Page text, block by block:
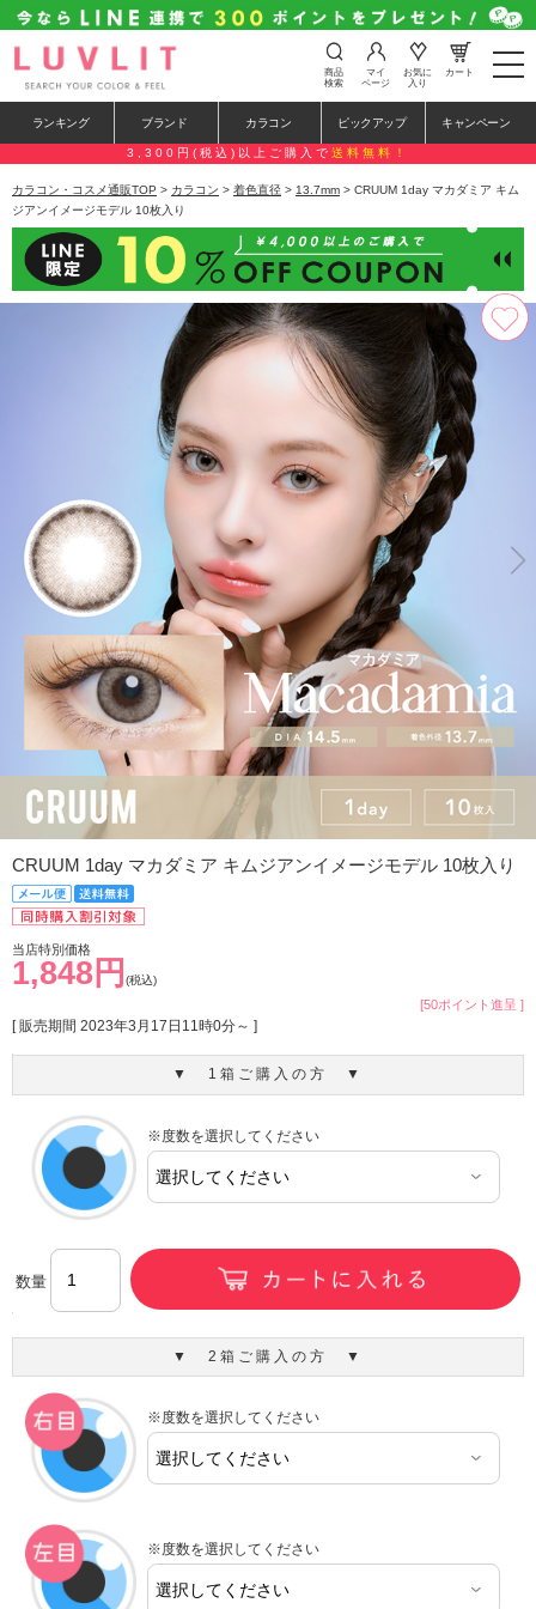
t
o
e
n
a
a
i
o
n
商品
検索
マイ
ページ
お気に
入り
カート
ランキング ブランド カラコン ピックアップ キャンペーン
3,300円(税込)以上ご購入で 送料無料！
カラコン・コスメ通販TOP > カラコン > 着色直径 > 13.7mm > CRUUM 1day マカダミア キム
ジアンイメージモデル 10枚入り
CRUUM 1day マカダミア キムジアンイメージモデル 10枚入り
当店特別価格
1,848円 (税込)
[50ポイント進呈 ]
[ 販売期間 2023年3月17日11時0分～ ]
▼ 1箱ご購入の方 ▼
※度数を選択してください
数量
▼ 2箱ご購入の方 ▼
※度数を選択してください
※度数を選択してください